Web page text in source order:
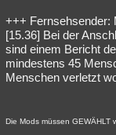
+++ Fernsehsender:
[15.36] Bei der
sind einem Bericht
mindestens 45
Menschen verletzt
Die Mods müssen GEWÄHLT